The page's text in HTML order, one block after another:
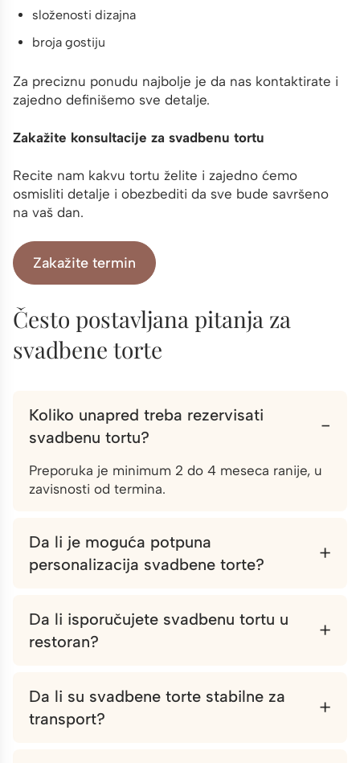
složenosti dizajna
broja gostiju
Za preciznu ponudu najbolje je da nas kontaktirate i
zajedno definišemo sve detalje.
Zakažite konsultacije za svadbenu tortu
Recite nam kakvu tortu želite i zajedno ćemo
osmisliti detalje i obezbediti da sve bude savršeno
na vaš dan.
Zakažite termin
Često postavljana pitanja za
svadbene torte
Koliko unapred treba rezervisati
svadbenu tortu?
−
Preporuka je minimum 2 do 4 meseca ranije, u
zavisnosti od termina.
Da li je moguća potpuna
personalizacija svadbene torte?
+
Da li isporučujete svadbenu tortu u
restoran?
+
Da li su svadbene torte stabilne za
transport?
+